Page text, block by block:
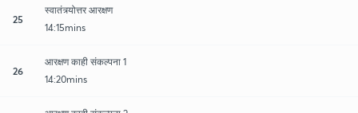
25
स्वातंत्र्योत्तर आरक्षण
14:15mins
26
आरक्षण काही संकल्पना 1
14:20mins